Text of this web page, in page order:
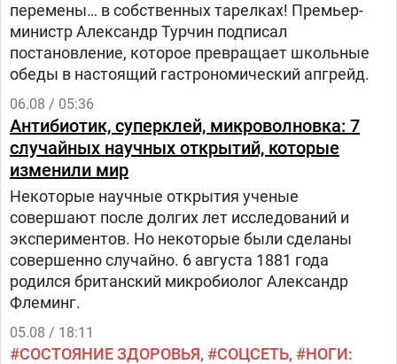
перемены… в собственных тарелках! Премьер-
министр Александр Турчин подписал
постановление, которое превращает школьные
обеды в настоящий гастрономический апгрейд.
06.08 / 05:36
Антибиотик, суперклей, микроволновка: 7
случайных научных открытий, которые
изменили мир
Некоторые научные открытия ученые
совершают после долгих лет исследований и
экспериментов. Но некоторые были сделаны
совершенно случайно. 6 августа 1881 года
родился британский микробиолог Александр
Флеминг.
05.08 / 18:11
СОСТОЯНИЕ ЗДОРОВЬЯ СОЦСЕТЬ НОГИ